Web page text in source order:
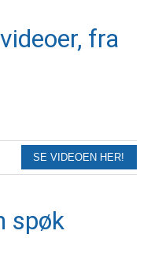
fra
SE VIDEOEN HER!
spøk